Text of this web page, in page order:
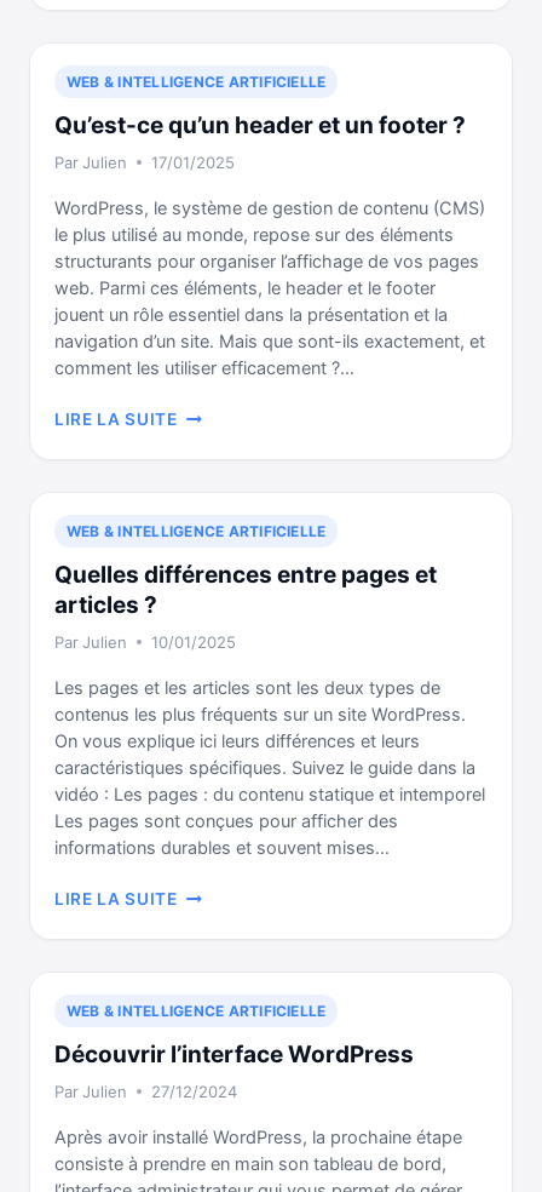
MENUS
SUR
WEB & INTELLIGENCE ARTIFICIELLE
Qu’est-ce qu’un header et un footer ?
ParJulien 17/01/2025
WordPress, le système de gestion de contenu (CMS)
le plus utilisé au monde, repose sur des éléments
structurants pour organiser l’affichage de vos pages
web. Parmi ces éléments, le header et le footer
jouent un rôle essentiel dans la présentation et la
navigation d’un site. Mais que sont-ils exactement, et
comment les utiliser efficacement ?…
LIRE LA SUITEQU’EST-
QU’UN
HEADER
UN
FOOTER
WEB & INTELLIGENCE ARTIFICIELLE
Quelles différences entre pages et
articles ?
ParJulien 10/01/2025
Les pages et les articles sont les deux types de
contenus les plus fréquents sur un site WordPress.
On vous explique ici leurs différences et leurs
caractéristiques spécifiques. Suivez le guide dans la
vidéo : Les pages : du contenu statique et intemporel
Les pages sont conçues pour afficher des
informations durables et souvent mises…
LIRE LA SUITEQUELLES
ENTRE
PAGES
ARTICLES
?
WEB & INTELLIGENCE ARTIFICIELLE
Découvrir l’interface WordPress
ParJulien 27/12/2024
Après avoir installé WordPress, la prochaine étape
consiste à prendre en main son tableau de bord,